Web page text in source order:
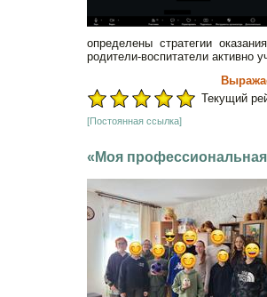
определены стратегии
родители-воспитатели активно
Текущий
[Постоянная ссылка]
«Моя